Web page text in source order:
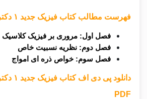
فهرست مطالب کتاب فیزیک جدید ۱ دکتر مهدی سودمند :
فصل اول: مروری بر فیزیک کلاسیک
فصل دوم: نظریه نسبیت خاص
فصل سوم: خواص ذره ای امواج
دانلود
PDF